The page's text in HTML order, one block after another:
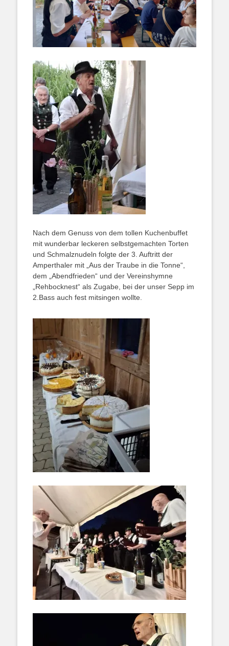
Nach dem Genuss von dem tollen Kuchenbuffet
mit wunderbar leckeren selbstgemachten Torten
und Schmalznudeln folgte der 3. Auftritt der
Amperthaler mit „Aus der Traube in die Tonne“,
dem „Abendfrieden“ und der Vereinshymne
„Rehbocknest“ als Zugabe, bei der unser Sepp im
2.Bass auch fest mitsingen wollte.